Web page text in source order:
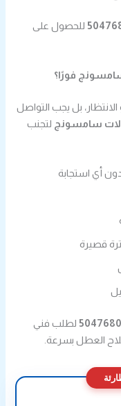
للحصول على
فورًا؟
بل يجب التواصل
سامسونج لتجنب
أي استجابة
قصيرة
لطلب فني
العطل بسرعة.